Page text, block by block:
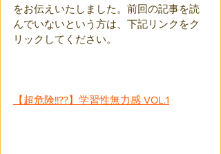
をお伝えいたしました。前回の記事を読
んでいないという方は、下記リンクをク
リックしてください。
【超危険!!??】学習性無力感 VOL.1